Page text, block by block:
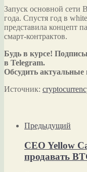
Запуск основной сети
года. Спустя год в
представила концепт
смарт-контрактов.
Будь в курсе!
в Telegram.
Обсудить
Источник:
Предыдущий
CEO Yellow
продавать